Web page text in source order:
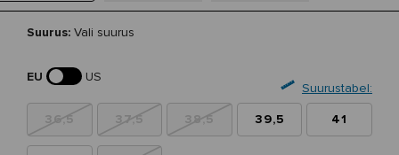
Suurus: Vali suurus
EU
US
Suurustabel:
36,5 37,5 38,5 39,5 41